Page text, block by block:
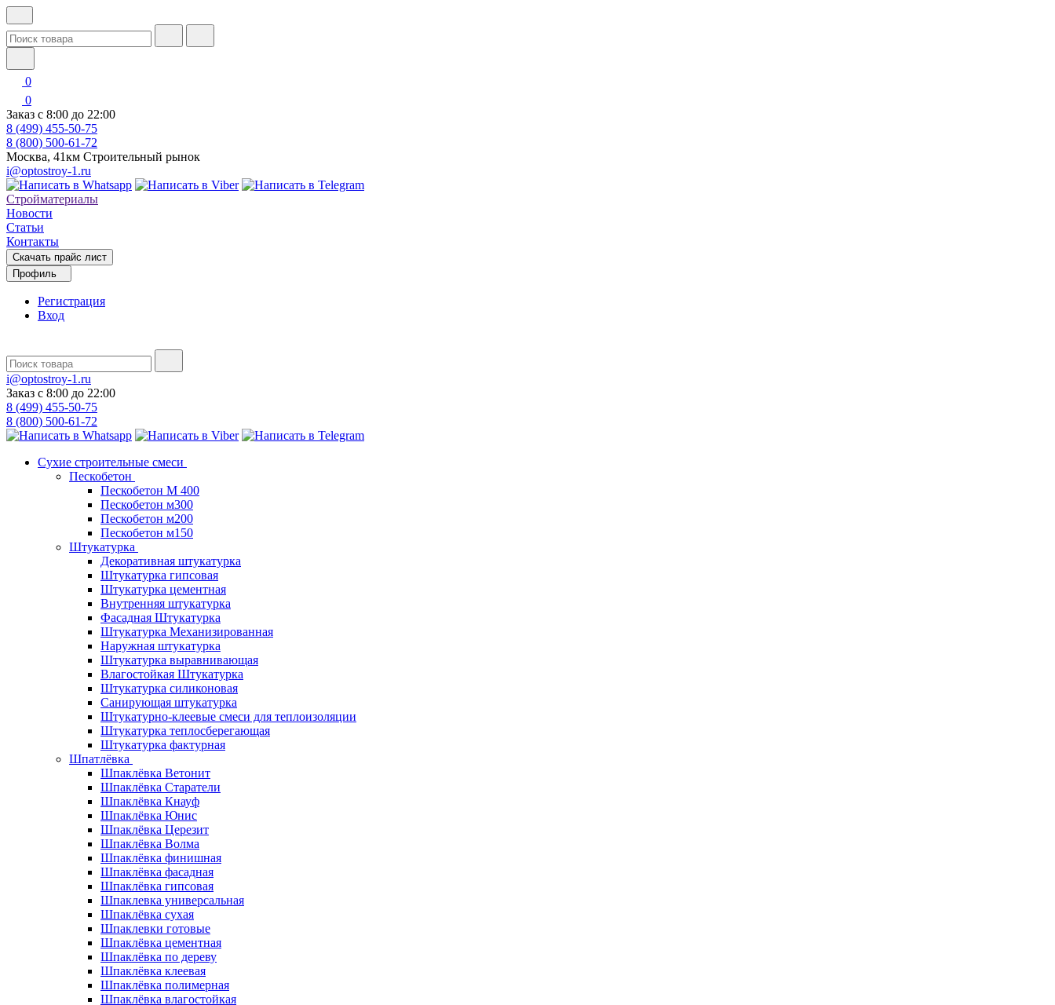
0
0
Заказ с 8:00 до 22:00
8 (499) 455-50-75
8 (800) 500-61-72
Москва, 41км Строительный рынок
i@optostroy-1.ru
Стройматериалы
Новости
Статьи
Контакты
Скачать прайс лист
Профиль
Регистрация
Вход
i@optostroy-1.ru
Заказ с 8:00 до 22:00
8 (499) 455-50-75
8 (800) 500-61-72
Сухие строительные смеси
Пескобетон
Пескобетон М 400
Пескобетон м300
Пескобетон м200
Пескобетон м150
Штукатурка
Декоративная штукатурка
Штукатурка гипсовая
Штукатурка цементная
Внутренняя штукатурка
Фасадная Штукатурка
Штукатурка Механизированная
Наружная штукатурка
Штукатурка выравнивающая
Влагостойкая Штукатурка
Штукатурка силиконовая
Санирующая штукатурка
Штукатурно-клеевые смеси для теплоизоляции
Штукатурка теплосберегающая
Штукатурка фактурная
Шпатлёвка
Шпаклёвка Ветонит
Шпаклёвка Старатели
Шпаклёвка Кнауф
Шпаклёвка Юнис
Шпаклёвка Церезит
Шпаклёвка Волма
Шпаклёвка финишная
Шпаклёвка фасадная
Шпаклёвка гипсовая
Шпаклевка универсальная
Шпаклёвка сухая
Шпаклевки готовые
Шпаклёвка цементная
Шпаклёвка по дереву
Шпаклёвка клеевая
Шпаклёвка полимерная
Шпаклёвка влагостойкая